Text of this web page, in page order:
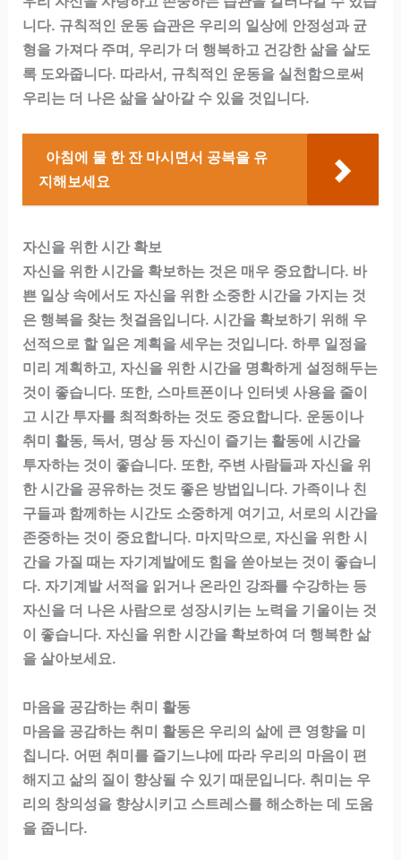
니다. 규칙적인 운동 습관은 우리의 일상에 안정성과 균
형을 가져다 주며, 우리가 더 행복하고 건강한 삶을 살도
록 도와줍니다. 따라서, 규칙적인 운동을 실천함으로써
우리는 더 나은 삶을 살아갈 수 있을 것입니다.
아침에 물 한 잔 마시면서 공복을 유
지해보세요
자신을 위한 시간 확보
자신을 위한 시간을 확보하는 것은 매우 중요합니다. 바
쁜 일상 속에서도 자신을 위한 소중한 시간을 가지는 것
은 행복을 찾는 첫걸음입니다. 시간을 확보하기 위해 우
선적으로 할 일은 계획을 세우는 것입니다. 하루 일정을
미리 계획하고, 자신을 위한 시간을 명확하게 설정해두는
것이 좋습니다. 또한, 스마트폰이나 인터넷 사용을 줄이
고 시간 투자를 최적화하는 것도 중요합니다. 운동이나
취미 활동, 독서, 명상 등 자신이 즐기는 활동에 시간을
투자하는 것이 좋습니다. 또한, 주변 사람들과 자신을 위
한 시간을 공유하는 것도 좋은 방법입니다. 가족이나 친
구들과 함께하는 시간도 소중하게 여기고, 서로의 시간을
존중하는 것이 중요합니다. 마지막으로, 자신을 위한 시
간을 가질 때는 자기계발에도 힘을 쏟아보는 것이 좋습니
다. 자기계발 서적을 읽거나 온라인 강좌를 수강하는 등
자신을 더 나은 사람으로 성장시키는 노력을 기울이는 것
이 좋습니다. 자신을 위한 시간을 확보하여 더 행복한 삶
을 살아보세요.
마음을 공감하는 취미 활동
마음을 공감하는 취미 활동은 우리의 삶에 큰 영향을 미
칩니다. 어떤 취미를 즐기느냐에 따라 우리의 마음이 편
해지고 삶의 질이 향상될 수 있기 때문입니다. 취미는 우
리의 창의성을 향상시키고 스트레스를 해소하는 데 도움
을 줍니다.